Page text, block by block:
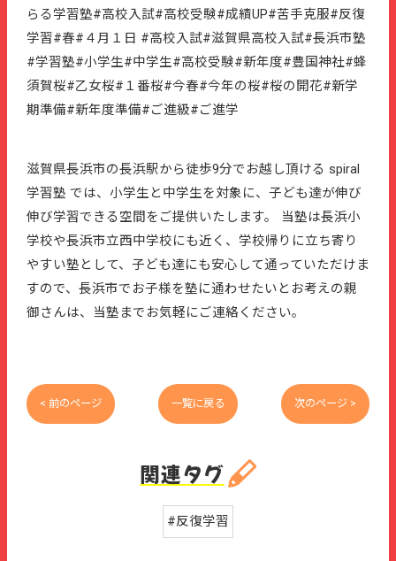
らる学習塾#高校入試#高校受験#成績UP#苦手克服#反復
学習#春#４月１日 #高校入試#滋賀県高校入試#長浜市塾
#学習塾#小学生#中学生#高校受験#新年度#豊国神社#蜂
須賀桜#乙女桜#１番桜#今春#今年の桜#桜の開花#新学
期準備#新年度準備#ご進級#ご進学
滋賀県長浜市の長浜駅から徒歩9分でお越し頂ける spiral
学習塾 では、小学生と中学生を対象に、子ども達が伸び
伸び学習できる空間をご提供いたします。 当塾は長浜小
学校や長浜市立西中学校にも近く、学校帰りに立ち寄り
やすい塾として、子ども達にも安心して通っていただけま
すので、長浜市でお子様を塾に通わせたいとお考えの親
御さんは、当塾までお気軽にご連絡ください。
< 前のページ 一覧に戻る 次のページ >
関連タグ
#反復学習